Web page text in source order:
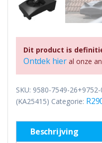
Dit product is
Ontdek hieral onze
SKU: 9580-7549-
(KA25415) Categorie:
Beschrijving